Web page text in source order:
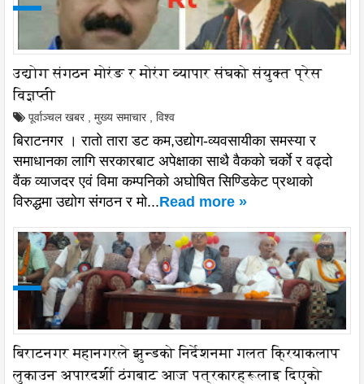
उद्योग संगठन मोरंङ र मोरंग व्यापार संघको संयुक्त प्रेस
विज्ञप्ती
पूर्वाञ्चल खबर मुख्य समाचार विश्व
बिराटनगर । रातो तारा डट कम,उद्योग-व्यवसायीका समस्या र
समाधानका लागि सरकारबाट अपेक्षाका साथै वैकको चर्काे र वढ्दो
वैंक व्याजदर एवं विमा कम्पनिको अघोषित सिण्डिकेट प्रथाको
विरुद्धमा उद्योग संगठन र मो...Read more »
बिराटनगर महानगरले झुन्डको निर्देशनमा गलत क्रियाकलाप
लुकाउन अपारदर्शी ठंगबाट आज पत्रकारहरूलाइ दिएको